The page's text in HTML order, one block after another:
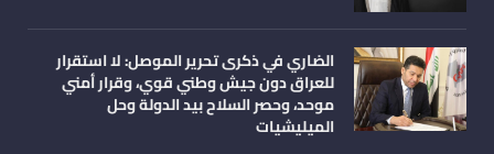
الضاري في ذكرى تحرير الموصل: لا استقرار
للعراق دون جيش وطني قوي، وقرار أمني
موحد، وحصر السلاح بيد الدولة وحل
الميليشيات